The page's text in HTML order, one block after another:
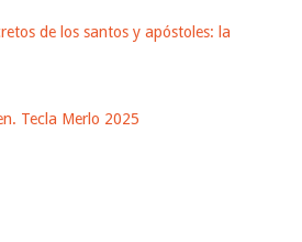
de los santos y apóstoles: la
Tecla Merlo 2025